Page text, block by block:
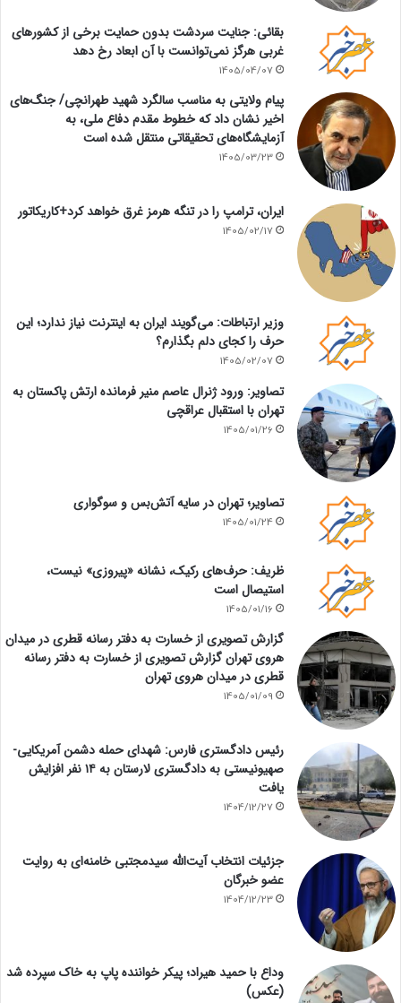
بقائی: جنایت سردشت بدون حمایت برخی از کشورهای
غربی هرگز نمی‌توانست با آن ابعاد رخ دهد
1405/04/07
پیام ولایتی به مناسب سالگرد شهید طهرانچی/ جنگ‌های
اخیر نشان داد که خطوط مقدم دفاع ملی، به
آزمایشگاه‌های تحقیقاتی منتقل شده است
1405/03/23
ایران، ترامپ را در تنگه هرمز غرق خواهد کرد+کاریکاتور
1405/02/17
وزیر ارتباطات: می‌گویند ایران به اینترنت نیاز ندارد؛ این
حرف را کجای دلم بگذارم؟
1405/02/07
تصاویر: ورود ژنرال عاصم منیر فرمانده ارتش پاکستان به
تهران با استقبال عراقچی
1405/01/26
تصاویر؛ تهران در سایه آتش‌بس و سوگواری
1405/01/24
ظریف: حرف‌های رکیک، نشانه «پیروزی» نیست،
استیصال است
1405/01/16
گزارش تصویری از خسارت به دفتر رسانه قطری در میدان
هروی تهران گزارش تصویری از خسارت به دفتر رسانه
قطری در میدان هروی تهران
1405/01/09
رئیس دادگستری فارس: شهدای حمله دشمن آمریکایی-
صهیونیستی به دادگستری لارستان به ۱۴ نفر افزایش
یافت
1404/12/27
جزئیات انتخاب آیت‌الله سیدمجتبی خامنه‌ای به روایت
عضو خبرگان
1404/12/23
وداع با حمید هیراد؛ پیکر خواننده پاپ به خاک سپرده شد
(عکس)